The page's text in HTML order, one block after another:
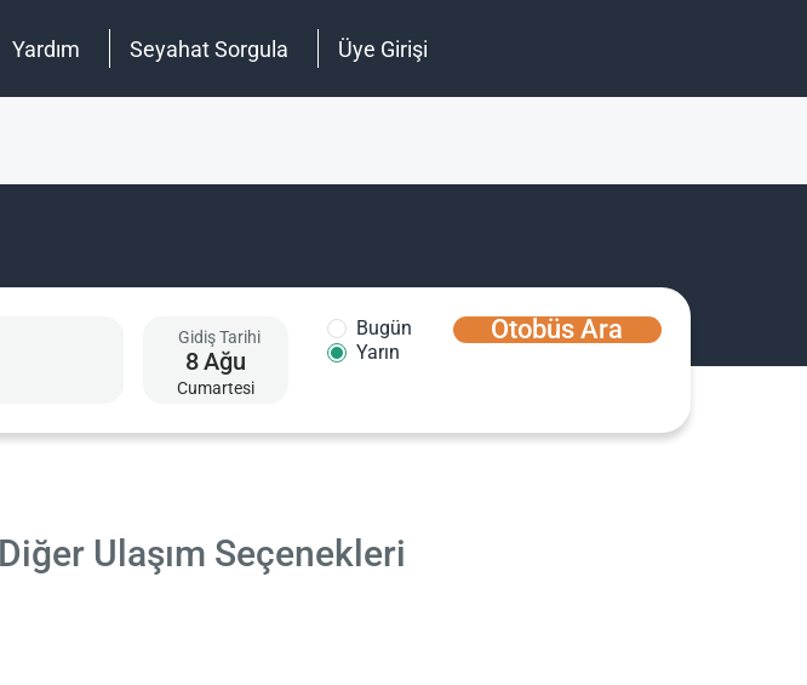
Yardım Seyahat Sorgula Üye Girişi
Gidiş Tarihi
8Ağu
Cumartesi
Bugün
Yarın
Otobüs Ara
Ulaşım Seçenekleri